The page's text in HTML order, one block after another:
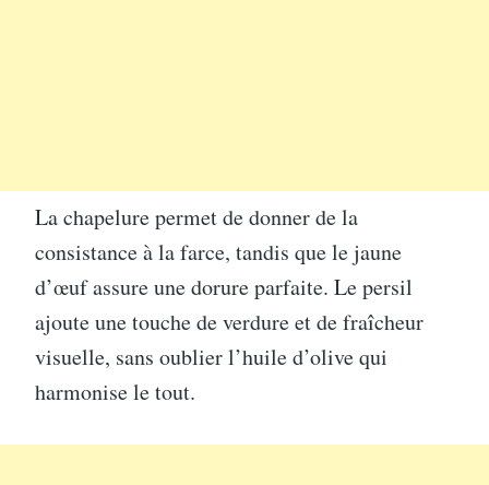
La chapelure permet de donner de la
consistance à la farce, tandis que le jaune
d’œuf assure une dorure parfaite. Le persil
ajoute une touche de verdure et de fraîcheur
visuelle, sans oublier l’huile d’olive qui
harmonise le tout.